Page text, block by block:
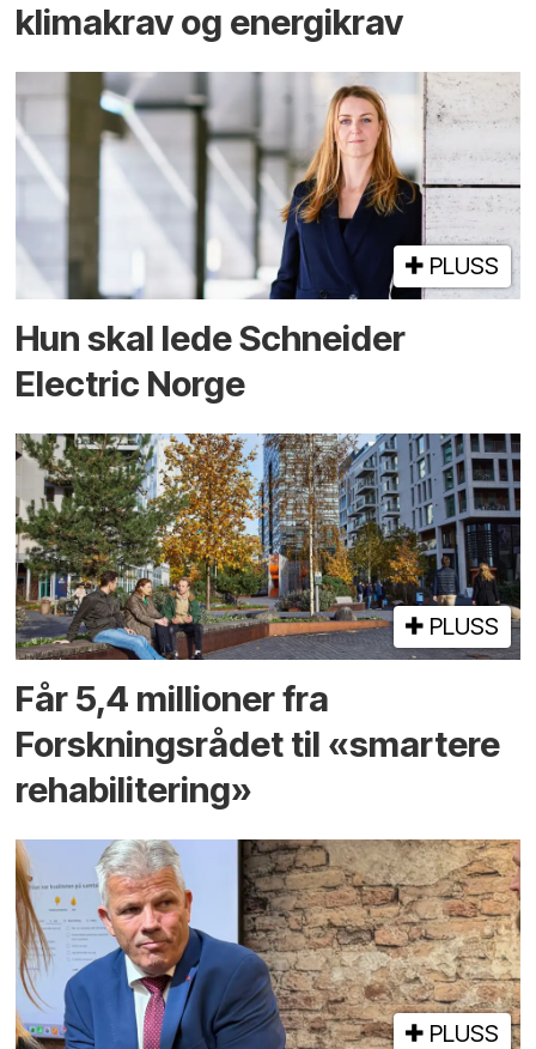
klimakrav og energikrav
PLUSS
Hun skal lede Schneider
Electric Norge
PLUSS
Får 5,4 millioner fra
Forskningsrådet til «smartere
rehabilitering»
PLUSS